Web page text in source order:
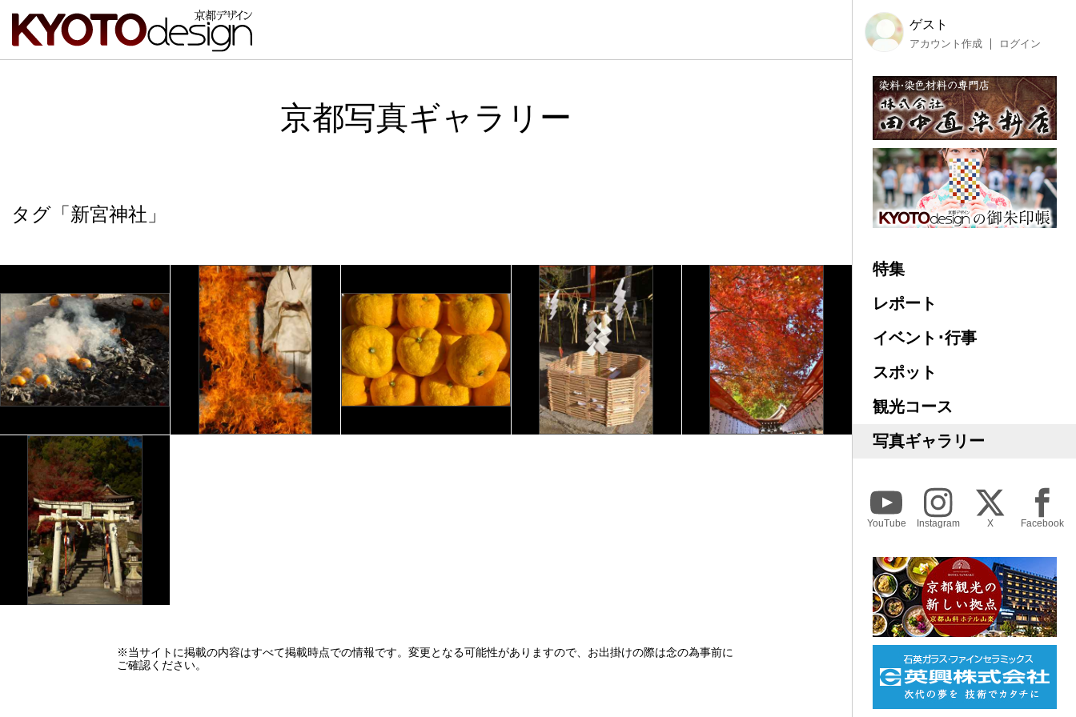
京都写真ギャラリー
タグ「新宮神社」
※当サイトに掲載の内容はすべて掲載時点での情報です。変更となる可能性がありますので、お出掛けの際は念の為事前に
ご確認ください。
ゲスト
アカウント作成 ログイン
特集
レポート
イベント･行事
スポット
観光コース
写真ギャラリー
YouTube Instagram X Facebook